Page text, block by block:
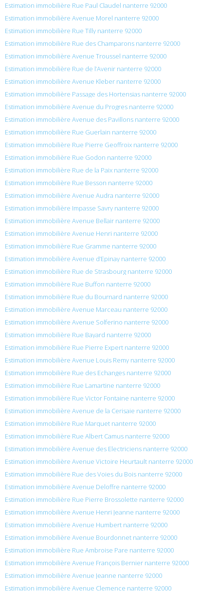
Estimation immobilière Rue Paul Claudel nanterre 92000
Estimation immobilière Avenue Morel nanterre 92000
Estimation immobilière Rue Tilly nanterre 92000
Estimation immobilière Rue des Champarons nanterre 92000
Estimation immobilière Avenue Troussel nanterre 92000
Estimation immobilière Rue de l’Avenir nanterre 92000
Estimation immobilière Avenue Kleber nanterre 92000
Estimation immobilière Passage des Hortensias nanterre 92000
Estimation immobilière Avenue du Progres nanterre 92000
Estimation immobilière Avenue des Pavillons nanterre 92000
Estimation immobilière Rue Guerlain nanterre 92000
Estimation immobilière Rue Pierre Geoffroix nanterre 92000
Estimation immobilière Rue Godon nanterre 92000
Estimation immobilière Rue de la Paix nanterre 92000
Estimation immobilière Rue Besson nanterre 92000
Estimation immobilière Avenue Audra nanterre 92000
Estimation immobilière Impasse Savry nanterre 92000
Estimation immobilière Avenue Bellair nanterre 92000
Estimation immobilière Avenue Henri nanterre 92000
Estimation immobilière Rue Gramme nanterre 92000
Estimation immobilière Avenue d’Epinay nanterre 92000
Estimation immobilière Rue de Strasbourg nanterre 92000
Estimation immobilière Rue Buffon nanterre 92000
Estimation immobilière Rue du Bournard nanterre 92000
Estimation immobilière Avenue Marceau nanterre 92000
Estimation immobilière Avenue Solferino nanterre 92000
Estimation immobilière Rue Bayard nanterre 92000
Estimation immobilière Rue Pierre Expert nanterre 92000
Estimation immobilière Avenue Louis Remy nanterre 92000
Estimation immobilière Rue des Echanges nanterre 92000
Estimation immobilière Rue Lamartine nanterre 92000
Estimation immobilière Rue Victor Fontaine nanterre 92000
Estimation immobilière Avenue de la Cerisaie nanterre 92000
Estimation immobilière Rue Marquet nanterre 92000
Estimation immobilière Rue Albert Camus nanterre 92000
Estimation immobilière Avenue des Electriciens nanterre 92000
Estimation immobilière Avenue Victoire Heurtault nanterre 92000
Estimation immobilière Rue des Voies du Bois nanterre 92000
Estimation immobilière Avenue Deloffre nanterre 92000
Estimation immobilière Rue Pierre Brossolette nanterre 92000
Estimation immobilière Avenue Henri Jeanne nanterre 92000
Estimation immobilière Avenue Humbert nanterre 92000
Estimation immobilière Avenue Bourdonnet nanterre 92000
Estimation immobilière Rue Ambroise Pare nanterre 92000
Estimation immobilière Avenue François Bernier nanterre 92000
Estimation immobilière Avenue Jeanne nanterre 92000
Estimation immobilière Avenue Clemence nanterre 92000